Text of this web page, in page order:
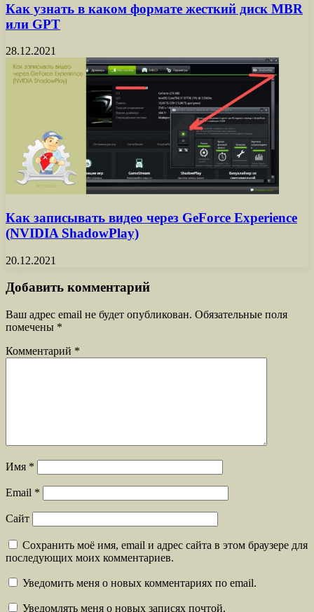
Как узнать в каком формате жесткий диск MBR
или GPT
28.12.2021
Как записывать видео через GeForce Experience
(NVIDIA ShadowPlay)
20.12.2021
Добавить комментарий
Ваш адрес email не будет опубликован. Обязательные поля
помечены *
Комментарий *
Имя *
Email *
Сайт
Сохранить моё имя, email и адрес сайта в этом браузере для
последующих моих комментариев.
Уведомить меня о новых комментариях по email.
Уведомлять меня о новых записях почтой.